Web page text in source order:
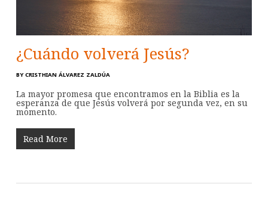
¿Cuándo volverá Jesús?
BY CRISTHIAN ÁLVAREZ ZALDÚA
La mayor promesa que encontramos en la Biblia es la
esperanza de que Jesús volverá por segunda vez, en su
momento.
Read More